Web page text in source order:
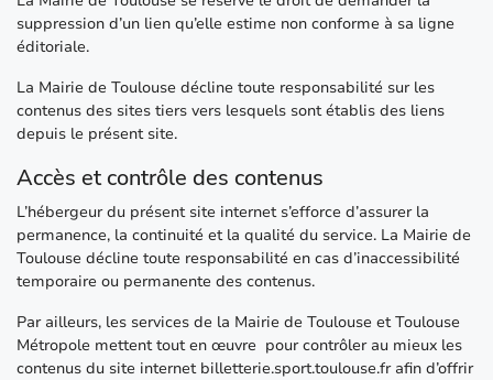
suppression d’un lien qu’elle estime non conforme à sa ligne
éditoriale.
La Mairie de Toulouse décline toute responsabilité sur les
contenus des sites tiers vers lesquels sont établis des liens
depuis le présent site.
Accès et contrôle des contenus
L’hébergeur du présent site internet s’efforce d’assurer la
permanence, la continuité et la qualité du service. La Mairie de
Toulouse décline toute responsabilité en cas d’inaccessibilité
temporaire ou permanente des contenus.
Par ailleurs, les services de la Mairie de Toulouse et Toulouse
Métropole mettent tout en œuvre pour contrôler au mieux les
contenus du site internet billetterie.sport.toulouse.fr afin d’offrir